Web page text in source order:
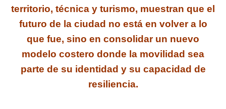
territorio, técnica y turismo, muestran que el
futuro de la ciudad no está en volver a lo
que fue, sino en consolidar un nuevo
modelo costero donde la movilidad sea
parte de su identidad y su capacidad de
resiliencia.